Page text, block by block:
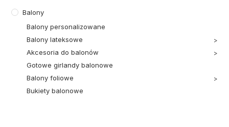
Balony
Balony personalizowane
Balony lateksowe
Akcesoria do balonów
Gotowe girlandy balonowe
Balony foliowe
Bukiety balonowe